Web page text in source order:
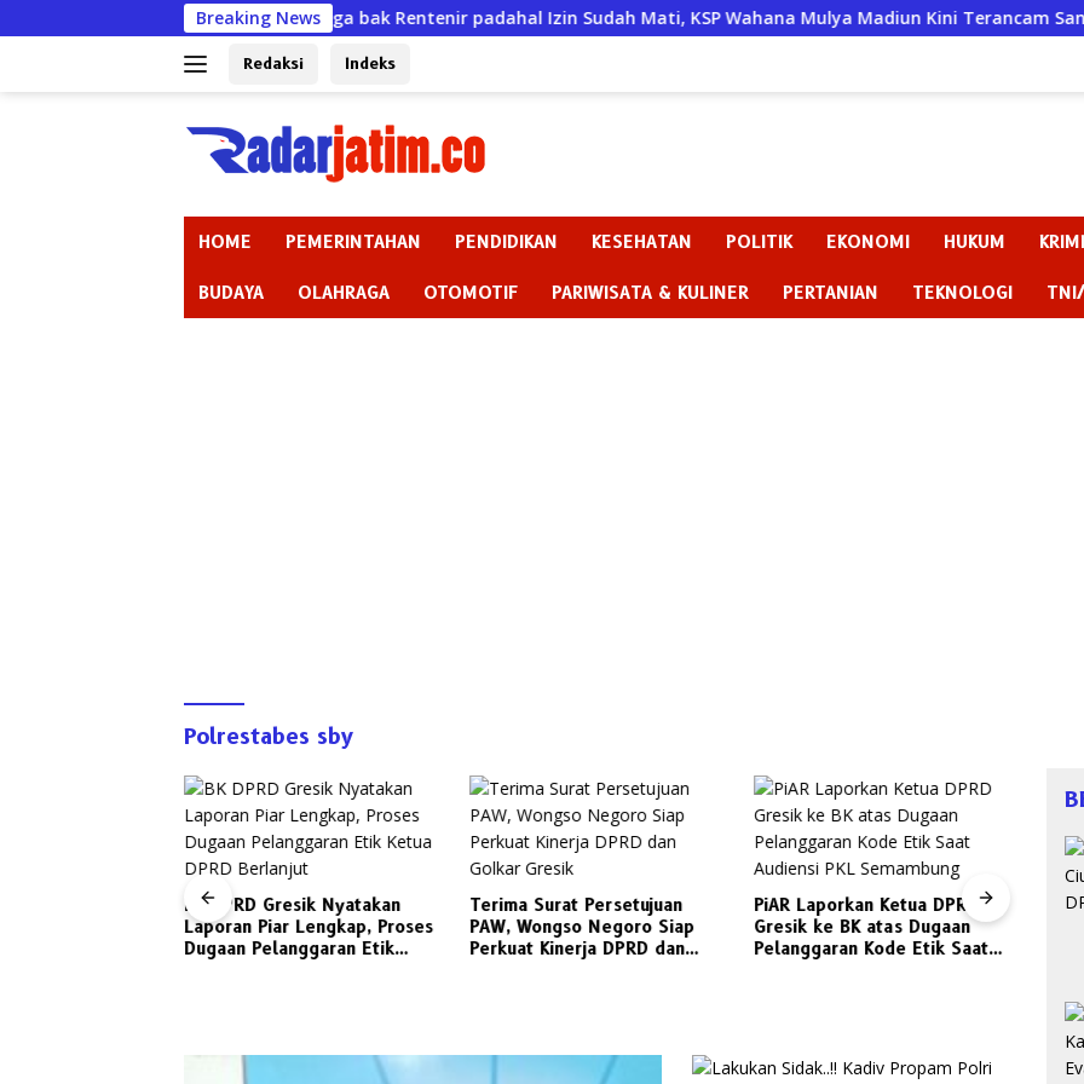
ke
Breaking News
Jerat Warga bak Rentenir padahal Izin Sudah Mati, KSP Wahana Mulya Madiun Kini Terancam Sanksi Tegas
Redaksi Indeks
HOME PEMERINTAHAN PENDIDIKAN KESEHATAN POLITIK EKONOMI HUKUM
BUDAYA OLAHRAGA OTOMOTIF PARIWISATA & KULINER PERTANIAN TEKNOLOGI
Polrestabes sby
BK DPRD Gresik Nyatakan
Laporan Piar Lengkap, Proses
Dugaan Pelanggaran Etik
Terima Surat Persetujuan
PAW, Wongso Negoro Siap
Perkuat Kinerja DPRD dan
PiAR Laporkan Ketua DPRD
Gresik ke BK atas Dugaan
Pelanggaran Kode Etik Saat